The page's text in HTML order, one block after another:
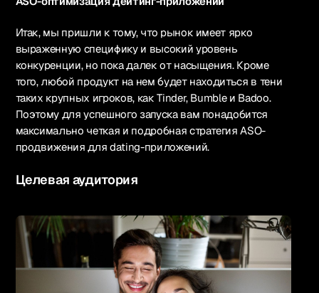
Итак, мы пришли к тому, что рынок имеет ярко
выраженную специфику и высокий уровень
конкуренции, но пока далек от насыщения. Кроме
того, любой продукт на нем будет находиться в тени
таких крупных игроков, как Tinder, Bumble и Badoo.
Поэтому для успешного запуска вам понадобится
максимально четкая и подробная стратегия ASO-
продвижения для dating-приложений.
Целевая аудитория